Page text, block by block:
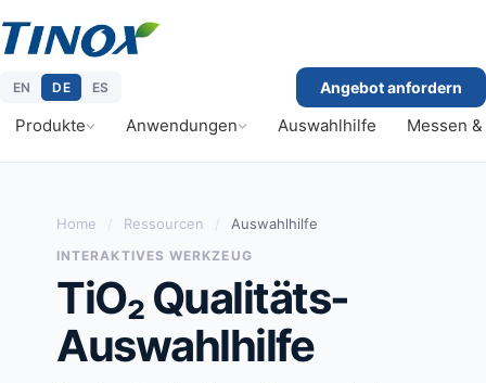
Produkte Anwendungen Auswahlhilfe Messen
EN DE ES Angebot anfordern
Home / Ressourcen / Auswahlhilfe
INTERAKTIVES WERKZEUG
TiO₂ Qualitäts-
Auswahlhilfe